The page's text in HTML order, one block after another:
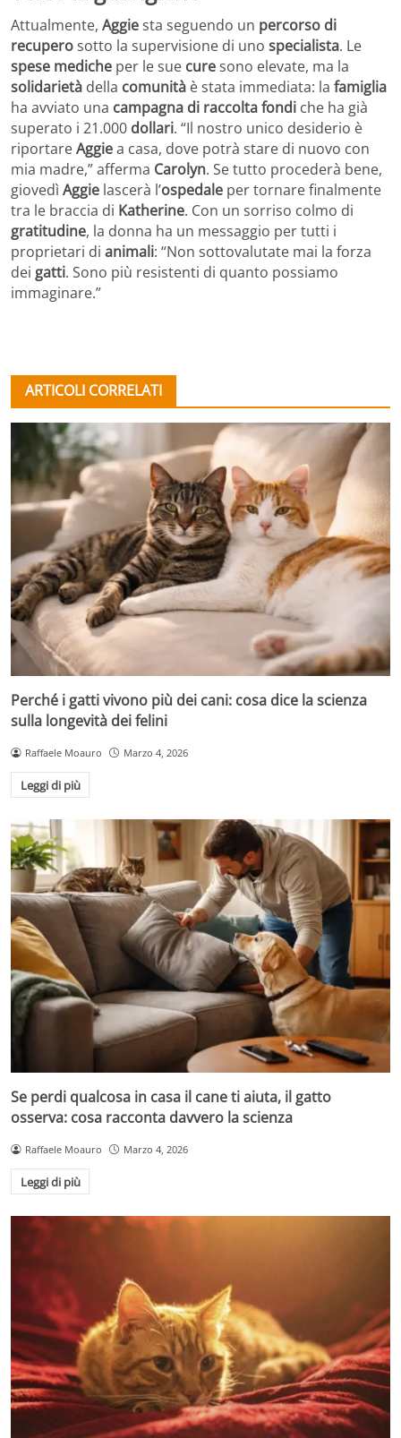
Attualmente, Aggiesta seguendo un percorso di
recuperosotto la supervisione di uno specialista. Le
spese mediche per le sue curesono elevate, ma la
solidarietà della comunità è stata immediata: la famiglia
ha avviato una campagna di raccolta fondi che ha già
superato i 21.000 dollari. “Il nostro unico desiderio è
riportareAggiea casa, dove potrà stare di nuovo con
mia madre,” afferma Carolyn. Se tutto procederà bene,
giovedì Aggie lascerà l’ospedale per tornare finalmente
tra le braccia di Katherine. Con un sorriso colmo di
gratitudine, la donna ha un messaggio per tutti i
proprietari di animali: “Non sottovalutate mai la forza
dei gatti. Sono più resistenti di quanto possiamo
immaginare.”
ARTICOLI CORRELATI
Perché i gatti vivono più dei cani: cosa dice la scienza
sulla longevità dei felini
Raffaele Moauro Marzo 4, 2026
Leggi di più
Se perdi qualcosa in casa il cane ti aiuta, il gatto
osserva: cosa racconta davvero la scienza
Raffaele Moauro Marzo 4, 2026
Leggi di più